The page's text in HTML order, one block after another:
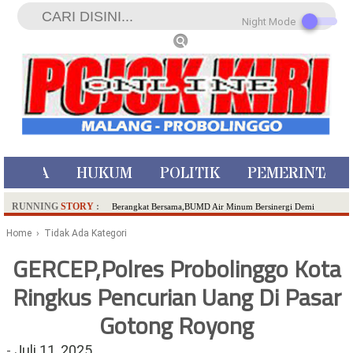
HUKUM POLITIK
RUNNING STORY : Berangkat Bersama,BUMD Air Minum Bersinergi Demi
Ditangkap di Kediri,Satu Buron
SDN Sumberejo 02 Kota Batu Kembangkan Program Inovasi
Literasi Melalui LASKAR JODA, Usung Filosofi Gelar Sehelai
Tikar
Home › Tidak Ada Kategori
GERCEP,Polres Probolinggo Kota
Ringkus Pencurian Uang Di Pasar
Gotong Royong
Night Mode